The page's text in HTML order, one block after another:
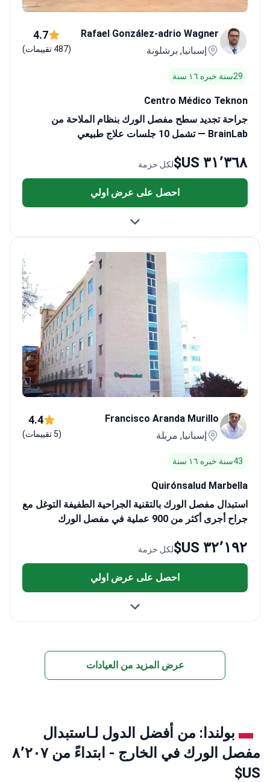
Rafael González-adrio Wagner
إسبانيا, برشلونة
4.7
(487 تقييمات)
29سنة خبره ١٦ سنة
Centro Médico Teknon
جراحة تجديد سطح مفصل الورك بنظام الملاحة من
BrainLab — تشمل 10 جلسات علاج طبيعي
لكل حزمة ٣١٬٣٦٨ US$
احصل على عرض اولي
Francisco Aranda Murillo
إسبانيا, مربلة
4.4
(5 تقييمات)
43سنة خبره ١٦ سنة
Quirónsalud Marbella
استبدال مفصل الورك بالتقنية الجراحية الطفيفة التوغل مع
جراح أجرى أكثر من 900 عملية في مفصل الورك
لكل حزمة ٣٢٬١٩٢ US$
احصل على عرض اولي
عرض المزيد من العيادات
بولندا: من أفضل الدول لـاستبدال
مفصل الورك في الخارج - ابتداءً من ٨٬٢٠٧
US$